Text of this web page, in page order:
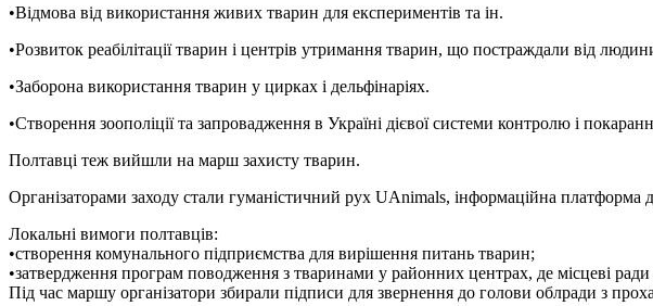
•Відмова від використання живих тварин для експериментів та ін.
•Розвиток реабілітації тварин і центрів утримання тварин, що постраждали від людини
•Заборона використання тварин у цирках і дельфінаріях.
•Створення зоополіції та запровадження в Україні дієвої системи контролю і
Полтавці теж вийшли на марш захисту тварин.
Організаторами заходу стали гуманістичний рух UAnimals, інформаційна
Локальні вимоги полтавців:
•створення комунального підприємства для вирішення питань тварин;
•затвердження програм поводження з тваринами у районних центрах, де місцеві
Під час маршу організатори збирали підписи для звернення до голови облради з